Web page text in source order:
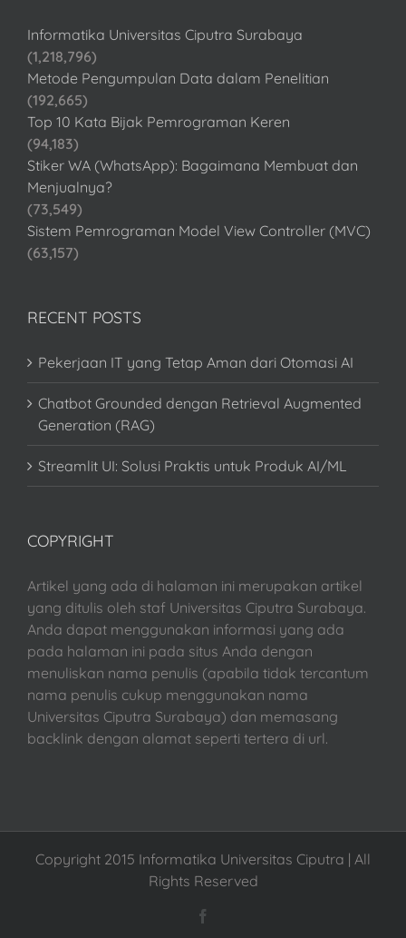
Informatika Universitas Ciputra Surabaya
(1,218,796)
Metode Pengumpulan Data dalam Penelitian
(192,665)
Top 10 Kata Bijak Pemrograman Keren
(94,183)
Stiker WA (WhatsApp): Bagaimana Membuat dan
Menjualnya?
(73,549)
Sistem Pemrograman Model View Controller (MVC)
(63,157)
RECENT POSTS
Pekerjaan IT yang Tetap Aman dari Otomasi AI
Chatbot Grounded dengan Retrieval Augmented
Generation (RAG)
Streamlit UI: Solusi Praktis untuk Produk AI/ML
COPYRIGHT
Artikel yang ada di halaman ini merupakan artikel
yang ditulis oleh staf Universitas Ciputra Surabaya.
Anda dapat menggunakan informasi yang ada
pada halaman ini pada situs Anda dengan
menuliskan nama penulis (apabila tidak tercantum
nama penulis cukup menggunakan nama
Universitas Ciputra Surabaya) dan memasang
backlink dengan alamat seperti tertera di url.
Copyright 2015 Informatika Universitas Ciputra | All
Rights Reserved